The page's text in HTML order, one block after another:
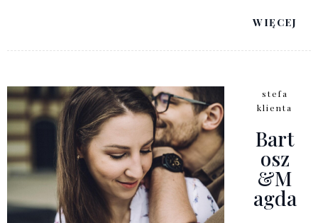
WIĘCEJ
stefa
klienta
Bart
Osz
&M
Agda